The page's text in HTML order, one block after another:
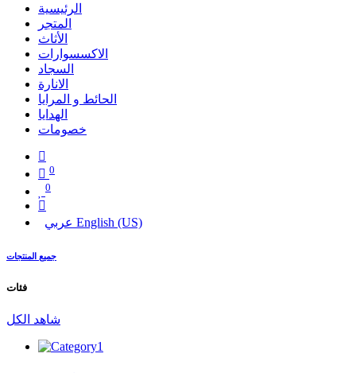
الرئيسية
المتجر
الأثاث
الاكسسوارات
السجاد
الانارة
الحائط و المرايا
الهدايا
خصومات
0
0
عربي English (US)
جميع المنتجات
فئات
شاهد الكل